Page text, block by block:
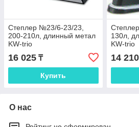
Степлер №23/6-23/23,
200-210л, длинный метал
KW-trio
16 025 ₸
Купить
130л,
KW-trio
14 210
О нас